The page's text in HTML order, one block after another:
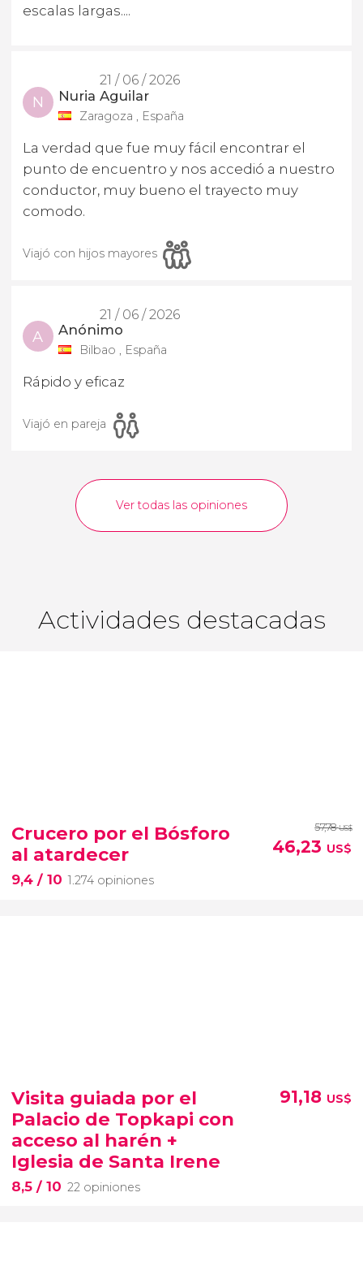
escalas largas....
21 / 06 / 2026
N Nuria Aguilar
Zaragoza , España
La verdad que fue muy fácil encontrar el
punto de encuentro y nos accedió a nuestro
conductor, muy bueno el trayecto muy
comodo.
Viajó con hijos mayores
21 / 06 / 2026
A Anónimo
Bilbao , España
Rápido y eficaz
Viajó en pareja
Ver todas las opiniones
Actividades destacadas
Crucero por el Bósforo
al atardecer
9,4 / 10 1.274 opiniones
57,78US$
46,23 US$
Visita guiada por el
Palacio de Topkapi con
acceso al harén +
Iglesia de Santa Irene
8,5 / 10 22 opiniones
91,18 US$